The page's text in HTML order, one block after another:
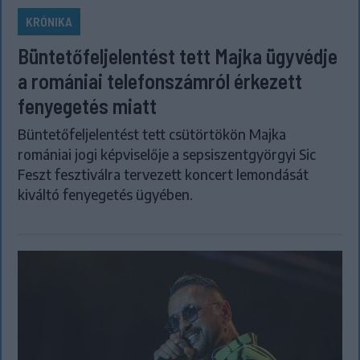
KRÓNIKA
Büntetőfeljelentést tett Majka ügyvédje
a romániai telefonszámról érkezett
fenyegetés miatt
Büntetőfeljelentést tett csütörtökön Majka
romániai jogi képviselője a sepsiszentgyörgyi Sic
Feszt fesztiválra tervezett koncert lemondását
kiváltó fenyegetés ügyében.